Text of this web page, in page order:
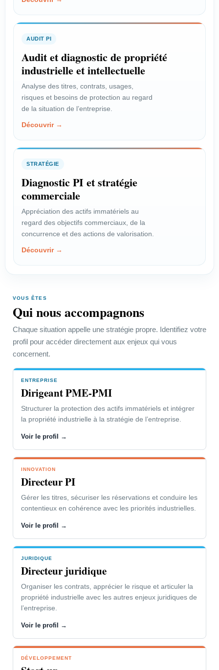
PROFIL
Scientifique
Valoriser l’innovation issue de la
PROFIL
Inventeur salarié
Faire reconnaître vos droits et
équitable.
PROFIL
Créateur-Inventeur
Choisir la bonne protection et
organiser les actions utiles.
Dirigeant PME-PMI
Accéder à la page “Vous êtes” →
VOTRE PROBLÉMATIQUE
L’innovation soutient vos parts de
marché et la dynamique de l’entreprise.
Vous devez faire respecter vos droits ou
combattre ceux de vos concurrents.
NOTRE CONCOURS
votre organisation et à vos
œuvre des stratégies.
AUDIT PI
Audit et diagnostic de propriété
industrielle et intellectuelle
Analyse des titres, contrats, usages,
risques et besoins de protection au regard
de la situation de l’entreprise.
Découvrir →
STRATÉGIE
Diagnostic PI et stratégie
commerciale
Appréciation des actifs immatériels au
regard des objectifs commerciaux, de la
concurrence et des actions de valorisation.
Découvrir →
VOUS ÊTES
Qui nous accompagnons
Chaque situation appelle une stratégie propre. Identifiez votre
profil pour accéder directement aux enjeux qui vous
concernent.
ENTREPRISE
Dirigeant PME-PMI
Structurer la protection des actifs immatériels et intégrer
la propriété industrielle à la stratégie de l’entreprise.
Voir le profil →
INNOVATION
Directeur PI
Gérer les titres, sécuriser les réservations et conduire les
contentieux en cohérence avec les priorités industrielles.
Voir le profil →
JURIDIQUE
Directeur juridique
Organiser les contrats, apprécier le risque et articuler la
propriété industrielle avec les autres enjeux juridiques de
l’entreprise.
Voir le profil →
DÉVELOPPEMENT